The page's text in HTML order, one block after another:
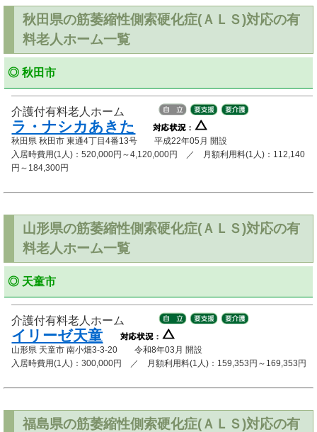
秋田県の筋萎縮性側索硬化症(ＡＬＳ)対応の有
料老人ホーム一覧
◎ 秋田市
介護付有料老人ホーム
ラ・ナシカあきた
秋田県 秋田市 東通4丁目4番13号 平成22年05月 開設
入居時費用(1人)：520,000円～4,120,000円 ／ 月額利用料(1人)：112,140
円～184,300円
山形県の筋萎縮性側索硬化症(ＡＬＳ)対応の有
料老人ホーム一覧
◎ 天童市
介護付有料老人ホーム
イリーゼ天童
山形県 天童市 南小畑3-3-20 令和8年03月 開設
入居時費用(1人)：300,000円 ／ 月額利用料(1人)：159,353円～169,353円
福島県の筋萎縮性側索硬化症(ＡＬＳ)対応の有